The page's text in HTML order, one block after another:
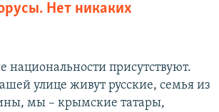
Нет никаких
национальности присутствуют.
улице живут русские, семья из
мы – крымские татары,